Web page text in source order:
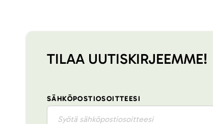
TILAA UUTISKIRJEEMME!
SÄHKÖPOSTIOSOITTEESI